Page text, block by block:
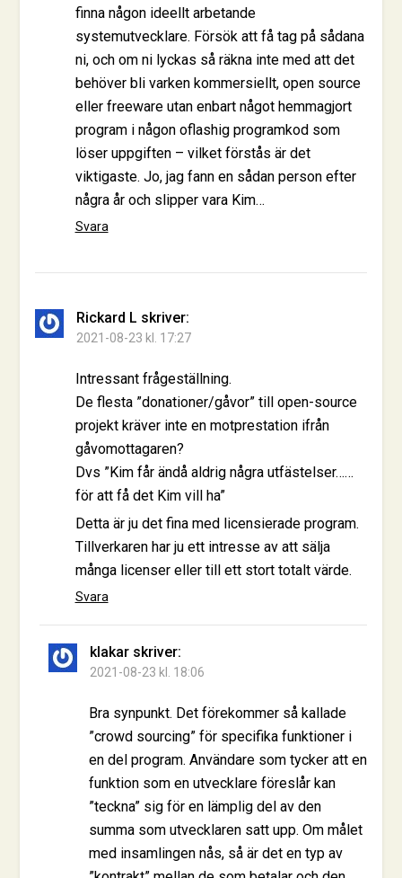
finna någon ideellt arbetande
systemutvecklare. Försök att få tag på sådana
ni, och om ni lyckas så räkna inte med att det
behöver bli varken kommersiellt, open source
eller freeware utan enbart något hemmagjort
program i någon oflashig programkod som
löser uppgiften – vilket förstås är det
viktigaste. Jo, jag fann en sådan person efter
några år och slipper vara Kim…
Svara
Rickard L skriver:
2021-08-23 kl. 17:27
Intressant frågeställning.
De flesta ”donationer/gåvor” till open-source
projekt kräver inte en motprestation ifrån
gåvomottagaren?
Dvs ”Kim får ändå aldrig några utfästelser……
för att få det Kim vill ha”
Detta är ju det fina med licensierade program.
Tillverkaren har ju ett intresse av att sälja
många licenser eller till ett stort totalt värde.
Svara
klakar skriver:
2021-08-23 kl. 18:06
Bra synpunkt. Det förekommer så kallade
”crowd sourcing” för specifika funktioner i
en del program. Användare som tycker att en
funktion som en utvecklare föreslår kan
”teckna” sig för en lämplig del av den
summa som utvecklaren satt upp. Om målet
med insamlingen nås, så är det en typ av